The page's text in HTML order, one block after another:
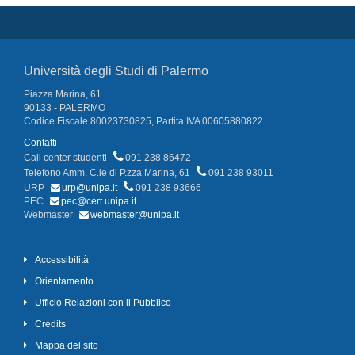
Università degli Studi di Palermo
Piazza Marina, 61
90133 - PALERMO
Codice Fiscale 80023730825, Partita IVA 00605880822
Contatti
Call center studenti
091 238 86472
Telefono Amm. C.le di P.zza Marina, 61
091 238 93011
URP
urp@unipa.it
091 238 93666
PEC
pec@cert.unipa.it
Webmaster
webmaster@unipa.it
Accessibilità
Orientamento
Ufficio Relazioni con il Pubblico
Credits
Mappa del sito